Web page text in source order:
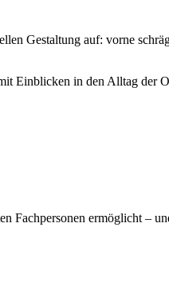
Gestaltung auf: vorne
Einblicken in den Alltag der
Fachpersonen ermöglicht –